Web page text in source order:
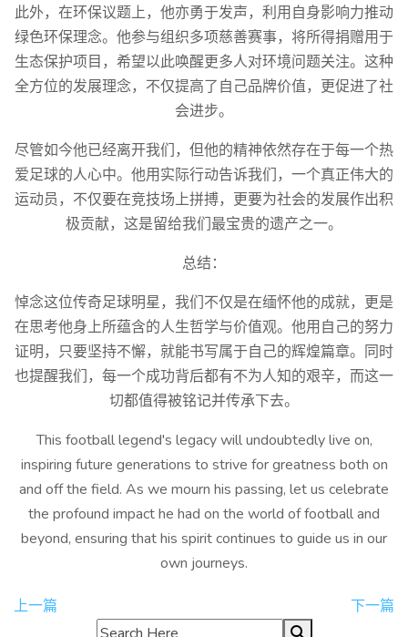
此外，在环保议题上，他亦勇于发声，利用自身影响力推动
绿色环保理念。他参与组织多项慈善赛事，将所得捐赠用于
生态保护项目，希望以此唤醒更多人对环境问题关注。这种
全方位的发展理念，不仅提高了自己品牌价值，更促进了社
会进步。
尽管如今他已经离开我们，但他的精神依然存在于每一个热
爱足球的人心中。他用实际行动告诉我们，一个真正伟大的
运动员，不仅要在竞技场上拼搏，更要为社会的发展作出积
极贡献，这是留给我们最宝贵的遗产之一。
总结：
悼念这位传奇足球明星，我们不仅是在缅怀他的成就，更是
在思考他身上所蕴含的人生哲学与价值观。他用自己的努力
证明，只要坚持不懈，就能书写属于自己的辉煌篇章。同时
也提醒我们，每一个成功背后都有不为人知的艰辛，而这一
切都值得被铭记并传承下去。
This football legend's legacy will undoubtedly live on,
inspiring future generations to strive for greatness both on
and off the field. As we mourn his passing, let us celebrate
the profound impact he had on the world of football and
beyond, ensuring that his spirit continues to guide us in our
own journeys.
上一篇 下一篇